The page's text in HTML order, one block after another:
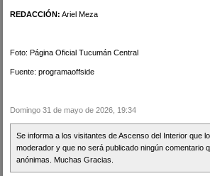
REDACCIÓN: Ariel Meza
Foto: Página Oficial Tucumán Central
Fuente: programaoffside
Domingo 31 de mayo de 2026, 19:34
Se informa a los visitantes de Ascenso del Interior que
moderador y que no será publicado ningún comentario
anónimas. Muchas Gracias.